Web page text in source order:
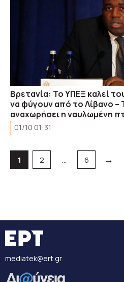
Βρετανία: Το ΥΠΕΞ καλεί
να φύγουν από το Λίβανο –
αναχωρήσει η ναυλωμένη
01/10 01:31
Σελίδα
1 Σελίδα
2 … Σελίδα
6 →
mediatek@ert.gr